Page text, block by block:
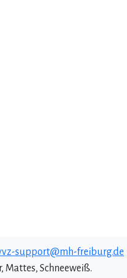
support@mh-freiburg.de
Mattes, Schneeweiß.